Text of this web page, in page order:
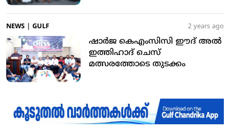
NEWS GULF 2 years ago
ഷാര്‍ജ കെഎംസിസി ഈദ് അല്‍
ഇത്തിഹാദ് ചെസ്
മത്സരത്തോടെ തുടക്കം